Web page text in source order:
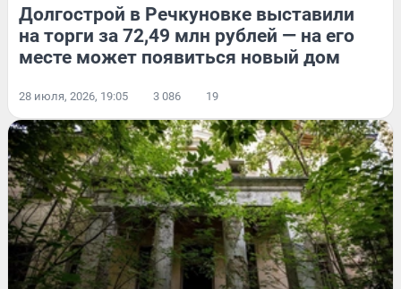
Долгострой в Речкуновке выставили
на торги за 72,49 млн рублей — на его
месте может появиться новый дом
28 июля, 2026, 19:05 3 086 19